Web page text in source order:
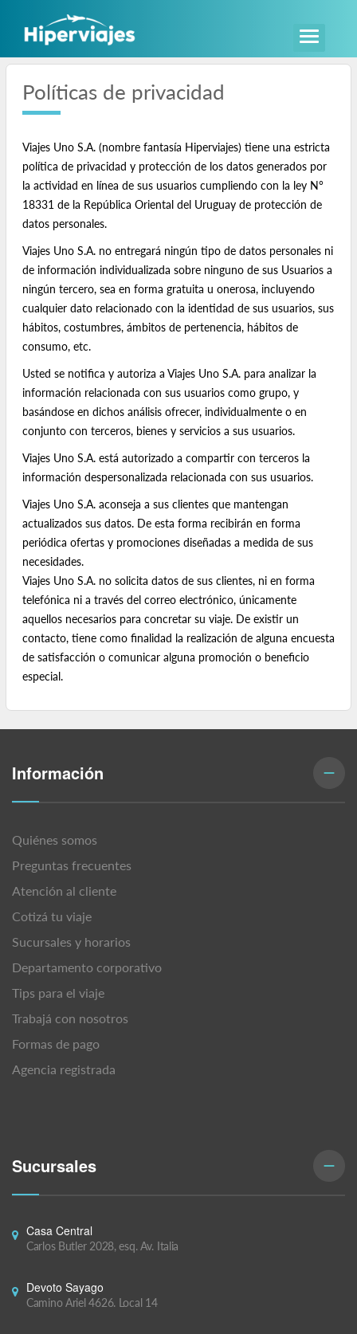
Políticas de privacidad
Viajes Uno S.A. (nombre fantasía Hiperviajes) tiene una estricta
política de privacidad y protección de los datos generados por
la actividad en línea de sus usuarios cumpliendo con la ley N°
18331 de la República Oriental del Uruguay de protección de
datos personales.
Viajes Uno S.A. no entregará ningún tipo de datos personales ni
de información individualizada sobre ninguno de sus Usuarios a
ningún tercero, sea en forma gratuita u onerosa, incluyendo
cualquier dato relacionado con la identidad de sus usuarios, sus
hábitos, costumbres, ámbitos de pertenencia, hábitos de
consumo, etc.
Usted se notifica y autoriza a Viajes Uno S.A. para analizar la
información relacionada con sus usuarios como grupo, y
basándose en dichos análisis ofrecer, individualmente o en
conjunto con terceros, bienes y servicios a sus usuarios.
Viajes Uno S.A. está autorizado a compartir con terceros la
información despersonalizada relacionada con sus usuarios.
Viajes Uno S.A. aconseja a sus clientes que mantengan
actualizados sus datos. De esta forma recibirán en forma
periódica ofertas y promociones diseñadas a medida de sus
necesidades.
Viajes Uno S.A. no solicita datos de sus clientes, ni en forma
telefónica ni a través del correo electrónico, únicamente
aquellos necesarios para concretar su viaje. De existir un
contacto, tiene como finalidad la realización de alguna encuesta
de satisfacción o comunicar alguna promoción o beneficio
especial.
Información
Quiénes somos
Preguntas frecuentes
Atención al cliente
Cotizá tu viaje
Sucursales y horarios
Departamento corporativo
Tips para el viaje
Trabajá con nosotros
Formas de pago
Agencia registrada
Sucursales
Casa Central
Carlos Butler 2028, esq. Av. Italia
Devoto Sayago
Camino Ariel 4626. Local 14